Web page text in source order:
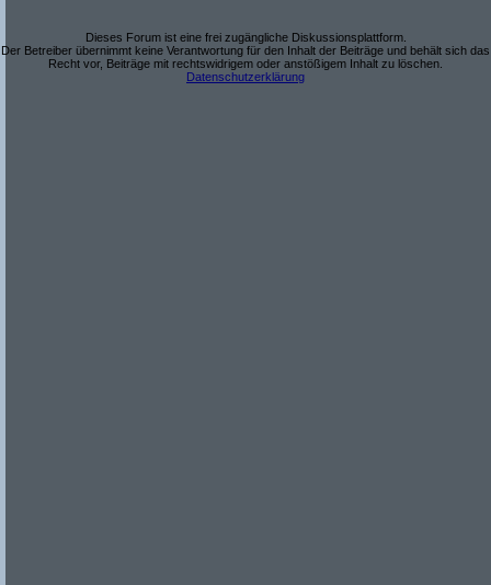
Dieses Forum ist eine frei zugängliche Diskussionsplattform.
Der Betreiber übernimmt keine Verantwortung für den Inhalt der Beiträge und behält sich das
Recht vor, Beiträge mit rechtswidrigem oder anstößigem Inhalt zu löschen.
Datenschutzerklärung